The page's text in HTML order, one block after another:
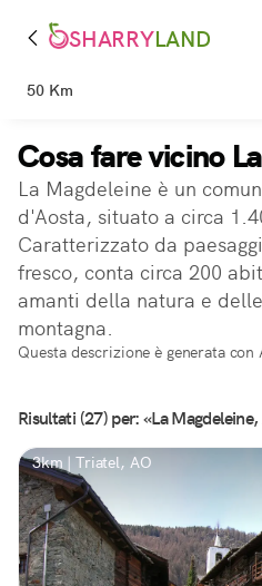
SHARRYLAND
50 Km
Cosa fare vicino
La Magdeleine è un
d'Aosta, situato a circa
Caratterizzato da
fresco, conta circa 200
amanti della natura e
montagna.
Questa descrizione è generata con
Risultati (27) per: «La
3km | Triatel, AO